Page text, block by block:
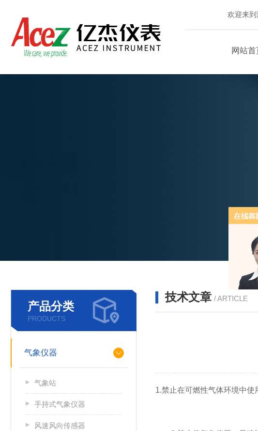
欢迎来到
网站首
技术文章 / ARTICLE
1.禁止在可燃性气体环境中使
产品分类
PRODUCTS
气象仪器
气象站
手持式气象仪器
风速风向传感器